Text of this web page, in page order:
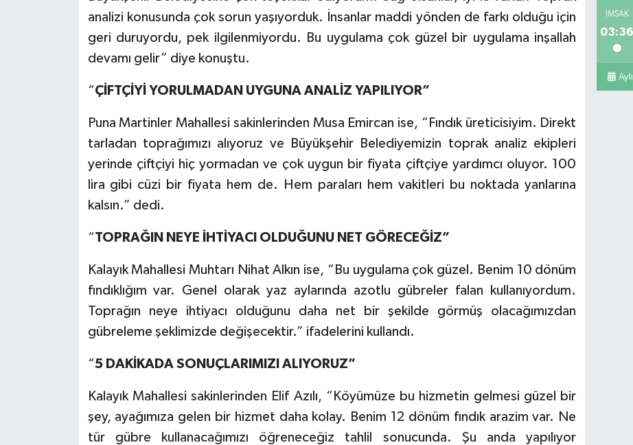
analizi konusunda çok sorun yaşıyorduk. İnsanlar maddi yönden de farkı olduğu için
geri duruyordu, pek ilgilenmiyordu. Bu uygulama çok güzel bir uygulama inşallah
devamı gelir” diye konuştu.
“ÇİFTÇİYİ YORULMADAN UYGUNA ANALİZ YAPILIYOR”
Puna Martinler Mahallesi sakinlerinden Musa Emircan ise, “Fındık üreticisiyim. Direkt
tarladan toprağımızı alıyoruz ve Büyükşehir Belediyemizin toprak analiz ekipleri
yerinde çiftçiyi hiç yormadan ve çok uygun bir fiyata çiftçiye yardımcı oluyor. 100
lira gibi cüzi bir fiyata hem de. Hem paraları hem vakitleri bu noktada yanlarına
kalsın.” dedi.
“TOPRAĞIN NEYE İHTİYACI OLDUĞUNU NET GÖRECEĞİZ”
Kalayık Mahallesi Muhtarı Nihat Alkın ise, “Bu uygulama çok güzel. Benim 10 dönüm
fındıklığım var. Genel olarak yaz aylarında azotlu gübreler falan kullanıyordum.
Toprağın neye ihtiyacı olduğunu daha net bir şekilde görmüş olacağımızdan
gübreleme şeklimizde değişecektir.” ifadelerini kullandı.
“5 DAKİKADA SONUÇLARIMIZI ALIYORUZ”
Kalayık Mahallesi sakinlerinden Elif Azılı, “Köyümüze bu hizmetin gelmesi güzel bir
şey, ayağımıza gelen bir hizmet daha kolay. Benim 12 dönüm fındık arazim var. Ne
tür gübre kullanacağımızı öğreneceğiz tahlil sonucunda. Şu anda yapılıyor
İMSAK
03:36